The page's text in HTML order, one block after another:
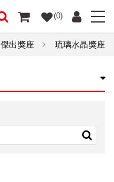
(0)
傑出獎座 琉璃水晶獎座